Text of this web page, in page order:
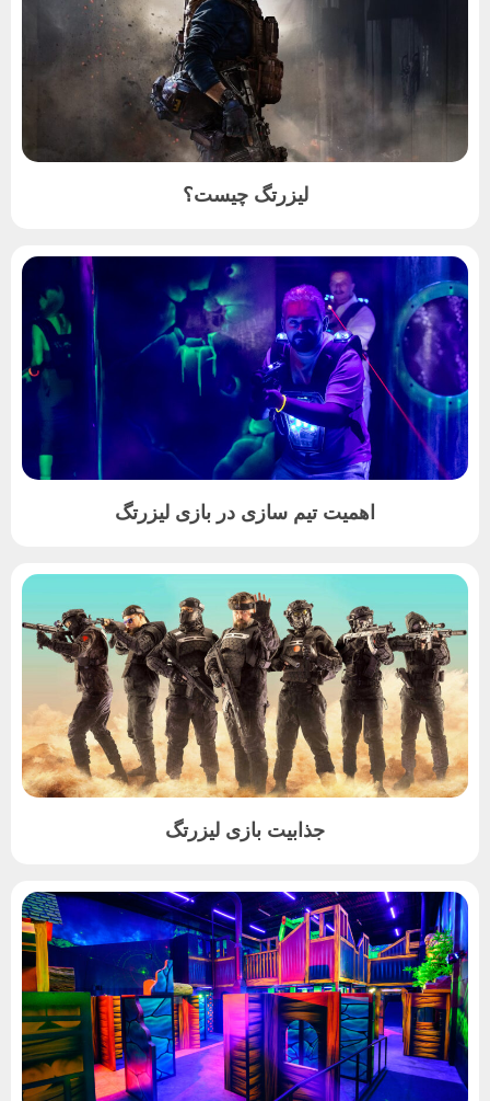
لیزرتگ چیست؟
اهمیت تیم سازی در بازی لیزرتگ
جذابیت بازی لیزرتگ